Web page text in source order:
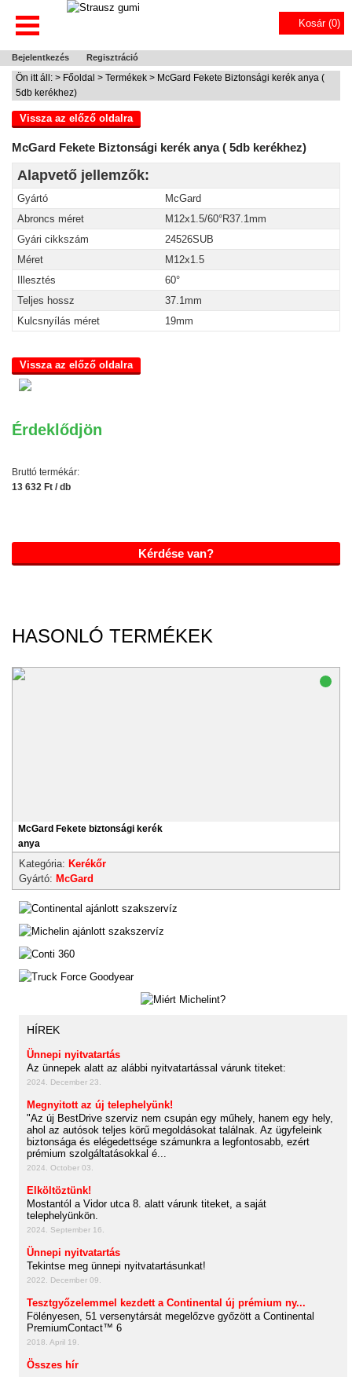
Kosár (0)
Bejelentkezés Regisztráció
Ön itt áll: > Főoldal > Termékek > McGard Fekete Biztonsági kerék anya (
5db kerékhez)
Vissza az előző oldalra
McGard Fekete Biztonsági kerék anya ( 5db kerékhez)
Alapvető jellemzők:
Gyártó
McGard
Abroncs méret
M12x1.5/60°R37.1mm
Gyári cikkszám
24526SUB
Méret
M12x1.5
Illesztés
60°
Teljes hossz
37.1mm
Kulcsnyílás méret
19mm
Vissza az előző oldalra
Érdeklődjön
Bruttó termékár:
13 632 Ft / db
Kérdése van?
HASONLÓ TERMÉKEK
McGard Fekete biztonsági kerék
anya
Kategória: Kerékőr
Gyártó: McGard
HÍREK
Ünnepi nyitvatartás
Az ünnepek alatt az alábbi nyitvatartással várunk titeket:
2024. December 23.
Megnyitott az új telephelyünk!
"Az új BestDrive szerviz nem csupán egy műhely, hanem egy hely,
ahol az autósok teljes körű megoldásokat találnak. Az ügyfeleink
biztonsága és elégedettsége számunkra a legfontosabb, ezért
prémium szolgáltatásokkal é...
2024. October 03.
Elköltöztünk!
Mostantól a Vidor utca 8. alatt várunk titeket, a saját
telephelyünkön.
2024. September 16.
Ünnepi nyitvatartás
Tekintse meg ünnepi nyitvatartásunkat!
2022. December 09.
Tesztgyőzelemmel kezdett a Continental új prémium ny...
Fölényesen, 51 versenytársát megelőzve győzött a Continental
PremiumContact™ 6
2018. April 19.
Összes hír